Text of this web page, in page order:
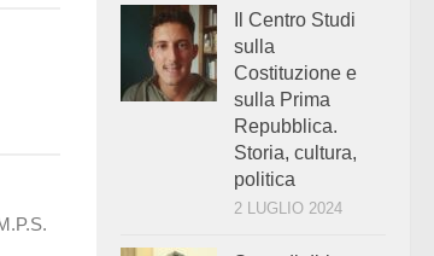
Il Centro Studi
sulla
Costituzione e
sulla Prima
Repubblica.
Storia, cultura,
politica
2 LUGLIO 2024